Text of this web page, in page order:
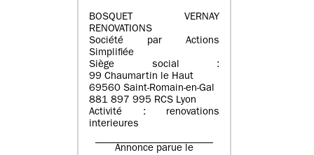
BOSQUET VERNAY
RENOVATIONS
Société par Actions
Simplifiée
Siège social :
99 Chaumartin le Haut
69560 Saint-Romain-en-Gal
881 897 995 RCS Lyon
Activité : renovations
interieures
Annonce parue le